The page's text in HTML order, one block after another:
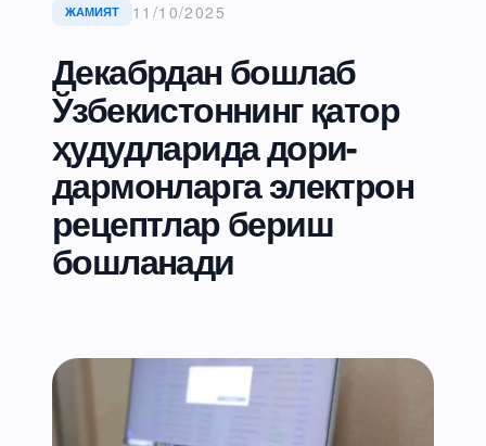
ЖАМИЯТ 11/10/2025
Декабрдан бошлаб
Ўзбекистоннинг қатор
ҳудудларида дори-
дармонларга электрон
рецептлар бериш
бошланади